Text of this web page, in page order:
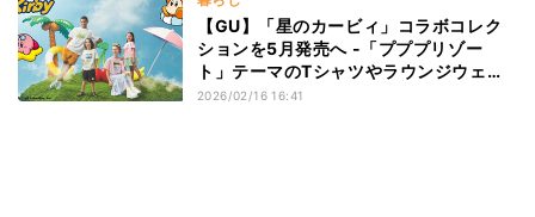
【GU】「星のカービィ」コラボコレク
ションを5月発売へ -「プププリゾー
ト」テーマのTシャツやラウンジウェア
など
2026/02/16 16:41